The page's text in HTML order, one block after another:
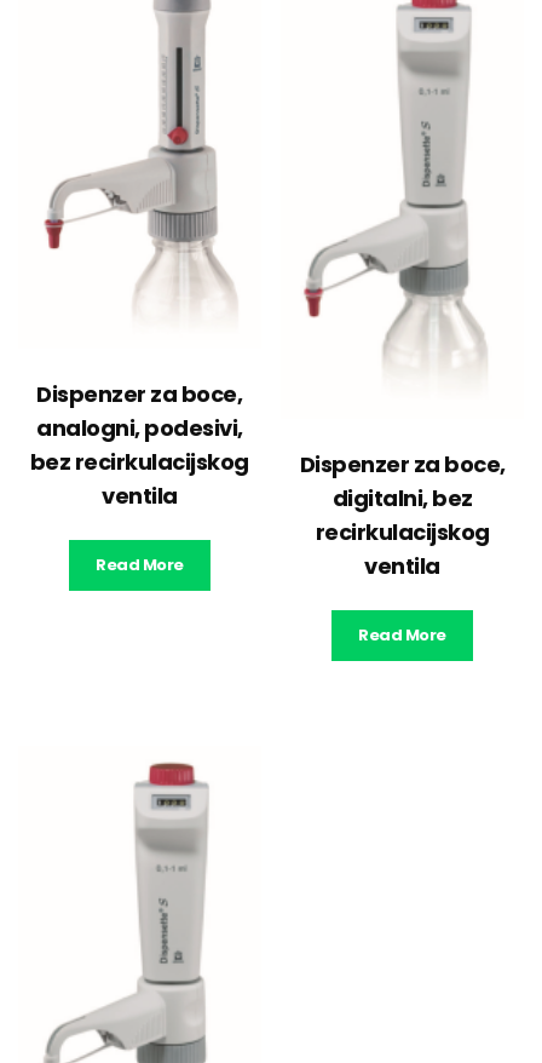
Dispenzer za boce,
analogni, podesivi,
bez recirkulacijskog
ventila
Read More
Dispenzer za boce,
digitalni, bez
recirkulacijskog
ventila
Read More